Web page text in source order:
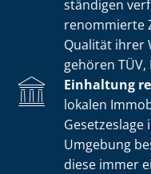
stän­di­gen
renommierte
Qualität ihrer
gehören TÜV,
Einhaltung
lokalen
Gesetzeslage
Umgebung
diese immer